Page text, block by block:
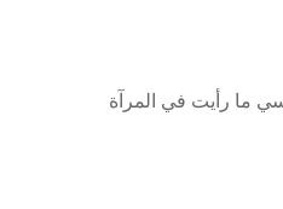
للغاية لأنك ببساطة سوف تنسي ما رأيت في المرآة